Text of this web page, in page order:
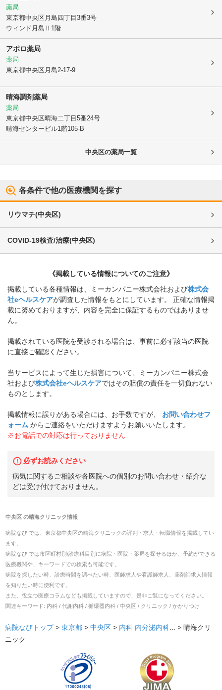
薬局
東京都中央区 月島四丁目3番3号
ウィンド月島Ⅱ1階
アポロ薬局
薬局
東京都中央区 月島2-17-9
晴海調剤薬局
薬局
東京都中央区晴海二丁目5番24号
晴海センタービル1階105-B
中央区の薬局一覧
各条件で他の医療機関を探す
リウマチ(中央区)
COVID-19検査/治療(中央区)
《掲載している情報についてのご注意》
掲載している各種情報は、ミーカンパニー株式会社および株式会
社eヘルスケアが調査した情報をもとにしています。 正確な情報掲
載に努めておりますが、内容を完全に保証するものではありませ
ん。
掲載されている医院を受診される場合は、事前に必ず該当の医院
に直接ご確認ください。
当サービスによって生じた損害について、ミーカンパニー株式会
社および株式会社eヘルスケアではその賠償の責任を一切負わない
ものとします。
掲載情報に誤りがある場合には、お手数ですが、
お問い合わせフ
ォーム からご連絡をいただけますようお願いいたします。
※お電話での対応は行っておりません
必ずお読みください
病気に関するご相談や各医院への個別のお問い合わせ・紹介な
どは受け付けておりません。
中央区の晴海クリニック情報
病院なび では、 東京都中央区の晴海クリニックの評判・求人・転職情報を掲載してい
ます。
病院なび では市区町村別/診療科目別に病院・医院・薬局を探せるほか、予約ができる
医療機関や、キーワードでの検索も可能です。
病院を探したい時、診療時間を調べたい時、医師求人や看護師求人、薬剤師求人情報
を知りたい時に便利です。
また、役立つ医療コラムなども掲載していますので、是非ご覧になってください。
関連キーワード: 内科 / 代謝内科 / 循環器内科 / 中央区 / クリニック / かかりつけ
病院なびトップ> 東京都 > 中央区 > 内科 内分泌内科 ... > 晴海クリ
ニック